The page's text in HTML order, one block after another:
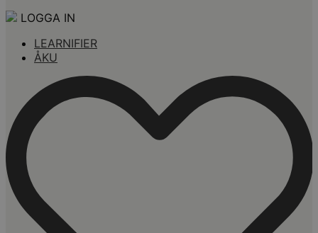
LOGGA IN
LEARNIFIER
ÅKU